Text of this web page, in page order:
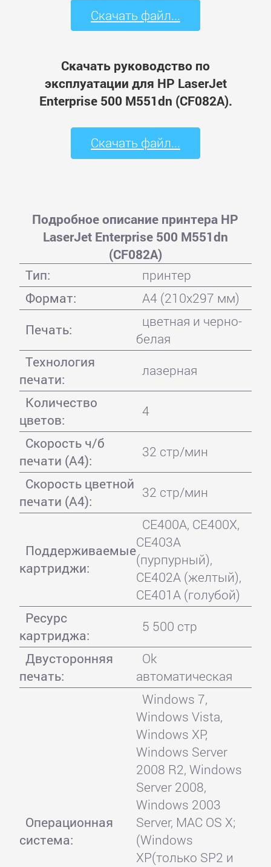
Скачать файл...
Скачать руководство по
эксплуатации для HP LaserJet
Enterprise 500 M551dn (CF082A).
Скачать файл...
Подробное описание принтера HP
LaserJet Enterprise 500 M551dn
(CF082A)
Тип:
принтер
Формат:
A4 (210x297 мм)
Печать:
цветная и черно-
белая
Технология
печати:
лазерная
Количество
цветов:
4
Скорость ч/б
печати (А4):
32 стр/мин
Скорость цветной
печати (А4):
32 стр/мин
Поддерживаемые
картриджи:
CE400A, CE400X,
CE403A
(пурпурный),
CE402A (желтый),
CE401A (голубой)
Ресурс
картриджа:
5 500 стр
Двусторонняя
печать:
Ok
автоматическая
Операционная
система:
Windows 7,
Windows Vista,
Windows XP,
Windows Server
2008 R2, Windows
Server 2008,
Windows 2003
Server, MAC OS X;
(Windows
XP(только SP2 и